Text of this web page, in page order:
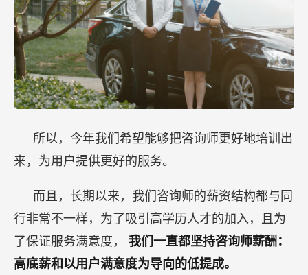
所以，今年我们希望能够把咨询师更好地培训出
来，为用户提供更好的服务。
而且，长期以来，我们咨询师的薪资结构都与同
行非常不一样，为了吸引高学历人才的加入，且为
了保证服务满意度， 我们一直都坚持咨询师薪酬：
高底薪和以用户满意度为导向的低提成。